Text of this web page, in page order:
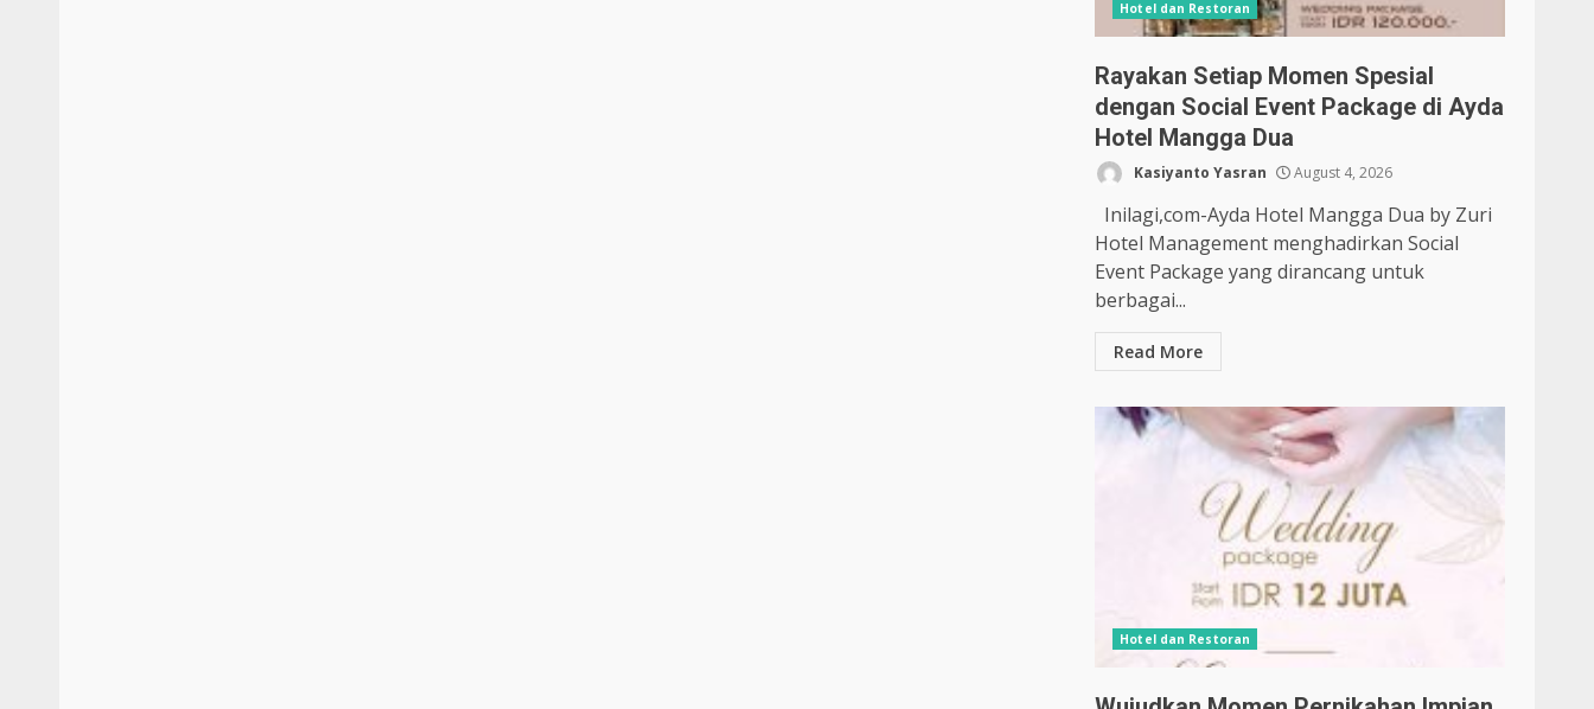
Hotel dan Restoran
Rayakan Setiap Momen Spesial
dengan Social Event Package di Ayda
Hotel Mangga Dua
Kasiyanto Yasran August 4, 2026
Inilagi,com-Ayda Hotel Mangga Dua by Zuri
Hotel Management menghadirkan Social
Event Package yang dirancang untuk
berbagai...
Read More
Hotel dan Restoran